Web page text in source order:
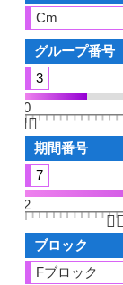
Cm
グループ番号
3
0
👆🏻
期間番号
7
2
ブロック
Fブロック